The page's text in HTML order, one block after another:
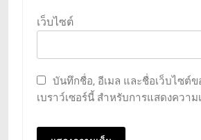
เว็บไซต์
บันทึกชื่อ, อีเมล และชื่อเว็บไซต์
เบราว์เซอร์นี้ สำหรับการแสดงความ